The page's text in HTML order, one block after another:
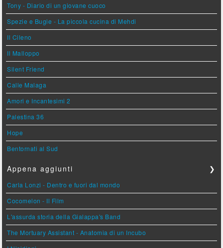
Tony - Diario di un giovane cuoco
Spezie e Bugie - La piccola cucina di Mehdi
Il Cileno
Il Malloppo
Silent Friend
Calle Malaga
Amori e Incantesimi 2
Palestina 36
Hope
Bentornati al Sud
Appena aggiunti ❯
Carla Lonzi - Dentro e fuori dal mondo
Cocomelon - Il Film
L'assurda storia della Gialappa's Band
The Mortuary Assistant - Anatomia di un Incubo